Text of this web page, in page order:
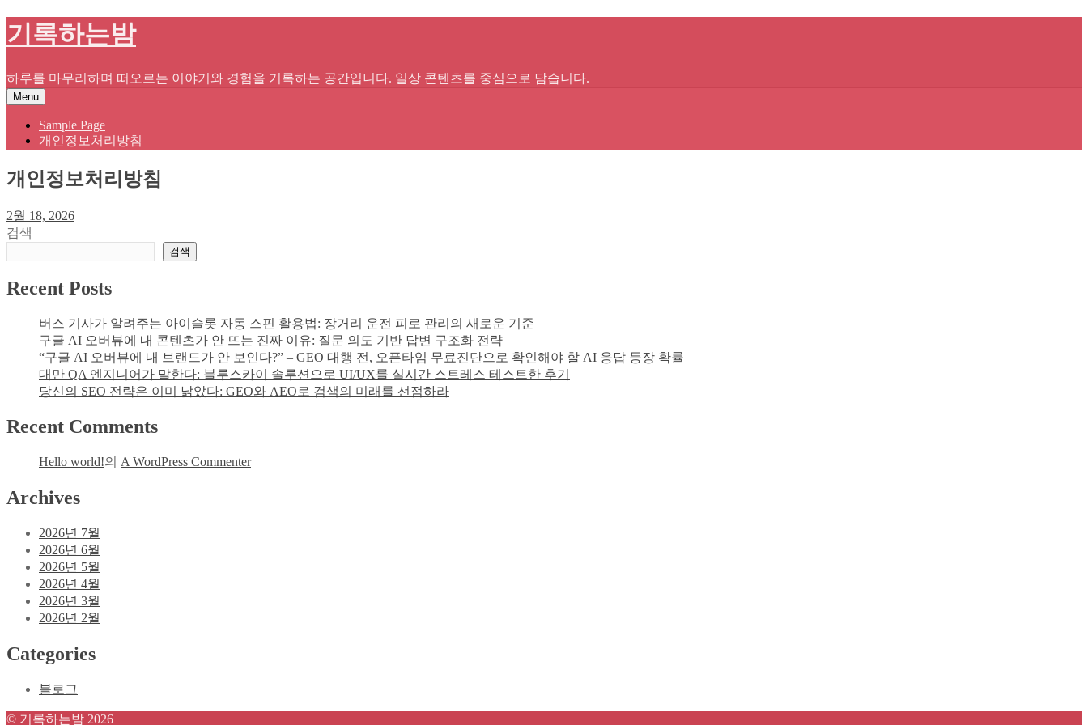
Skip
to
기록하는밤
하루를 마무리하며 떠오르는 이야기와 경험을 기록하는 공간입니다. 일상 콘텐츠를 중심으로 담습니다.
Menu
Sample Page
개인정보처리방침
개인정보처리방침
2월 18, 2026
검색
검색
Recent Posts
버스 기사가 알려주는 아이슬롯 자동 스핀 활용법: 장거리 운전 피로 관리의 새로운 기준
구글 AI 오버뷰에 내 콘텐츠가 안 뜨는 진짜 이유: 질문 의도 기반 답변 구조화 전략
“구글 AI 오버뷰에 내 브랜드가 안 보인다?” – GEO 대행 전, 오픈타임 무료진단으로 확인해야 할 AI 응답 등장 확률
대만 QA 엔지니어가 말한다: 블루스카이 솔루션으로 UI/UX를 실시간 스트레스 테스트한 후기
당신의 SEO 전략은 이미 낡았다: GEO와 AEO로 검색의 미래를 선점하라
Recent Comments
Hello world!의 A WordPress Commenter
Archives
2026년 7월
2026년 6월
2026년 5월
2026년 4월
2026년 3월
2026년 2월
Categories
블로그
© 기록하는밤 2026